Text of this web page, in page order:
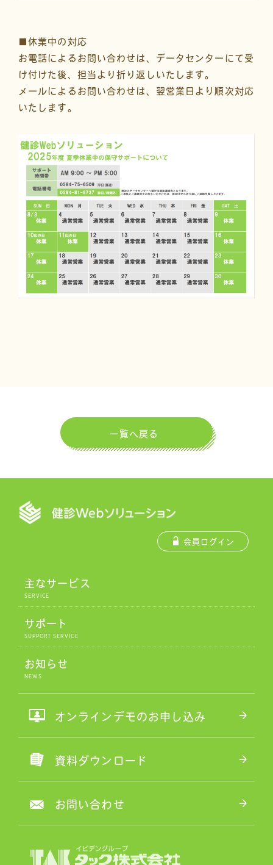
■休業中の対応
お電話によるお問い合わせは、データセンターにて受
け付けた後、担当より折り返しいたします。
メールによるお問い合わせは、翌営業日より順次対応
いたします。
一覧へ戻る
会員ログイン
主なサービス
サポート
お知らせ
オンラインデモのお申し込み
資料ダウンロード
お問い合わせ